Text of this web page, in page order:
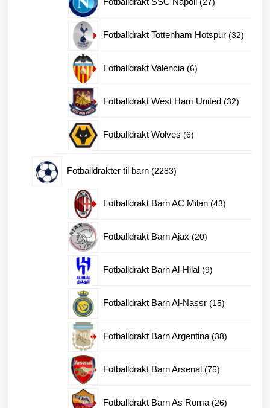
Fotballdrakt Tottenham Hotspur 3232
Fotballdrakt Valencia 66
Fotballdrakt West Ham United 3232
Fotballdrakt Wolves 66
Fotballdrakter til barn 22832283
Fotballdrakt Barn AC Milan 4343
Fotballdrakt Barn Ajax 2020
Fotballdrakt Barn Al-Hilal 99
Fotballdrakt Barn Al-Nassr 1515
Fotballdrakt Barn Argentina 3838
Fotballdrakt Barn Arsenal 7575
Fotballdrakt Barn As Roma 2626